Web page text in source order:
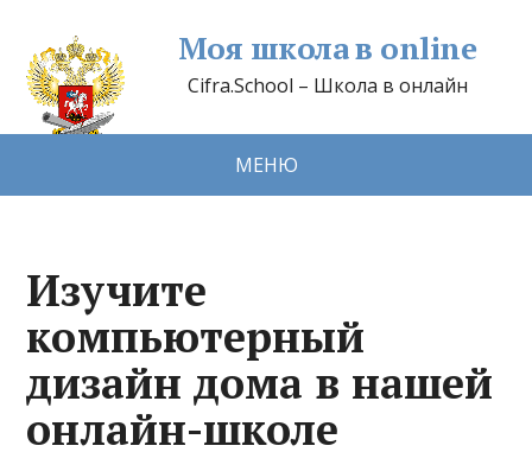
Моя школа в online
Cifra.School – Школа в онлайн
МЕНЮ
Изучите
компьютерный
дизайн дома в нашей
онлайн-школе